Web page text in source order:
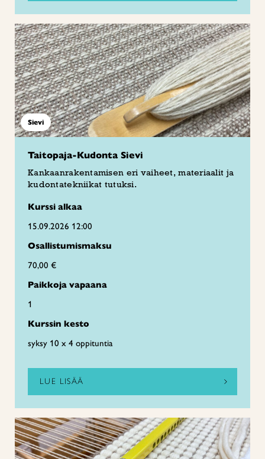
Sievi
Taitopaja-Kudonta Sievi
Kankaanrakentamisen eri vaiheet, materiaalit ja
kudontatekniikat tutuksi.
Kurssi alkaa
15.09.2026 12:00
Osallistumismaksu
70,00 €
Paikkoja vapaana
1
Kurssin kesto
syksy 10 x 4 oppituntia
LUE LISÄÄ